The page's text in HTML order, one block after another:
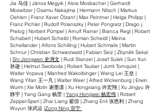
Jia 马佳 | János Megyik | Alois Mosbacher | Gerhardt
Moswitzer | Osamu Nakajima | Hermann Nitsch | Markus
Oehlen | Franz Xaver Ölzant | Max Peintner | Helga Philipp |
Franz Pichler | Rudolf Polanszky | Peter Pongratz | Drago j.
Prelog | Norbert Pümpel | Arnulf Rainer | Bianca Regl | Robert
Schaberl | Hubert Scheibl | Roman Scheidl | Meina
Schellander | Alfons Schilling | Hubert Schmalix | Martin
Schnur | Christian Schwarzwald | Fabian Seiz | Zbyněk Sekal
| Shi Jiongwen 史泂文 | Rudi Stanzel | Josef Sulek | Sun Xun
孙逊 | Helmut Swoboda | Robert Tauber | Jorrit Tornquist |
Walter Vopava | Manfred Wakolbinger | Wang Lei 王垒 |
Wang Yifan 王一凡 | Walter Weer | Alfred Wickenburg | Erwin
Wurm | Xie Molin 谢墨凛 | Xu Hongxiang 许宏翔 | Xu Jingyu 许
静宇 | Yang Gang 杨罡 | Yang Hongwei 杨宏伟 | Robert
Zeppel-Sperl | Zhai Liang 翟倞 | Zhang Enli 张恩利 | Zhang
Wuyun 张武运 |Zong Ning 宗宁